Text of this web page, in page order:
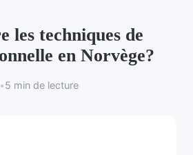
les techniques de
en Norvège?
•5 min de lecture